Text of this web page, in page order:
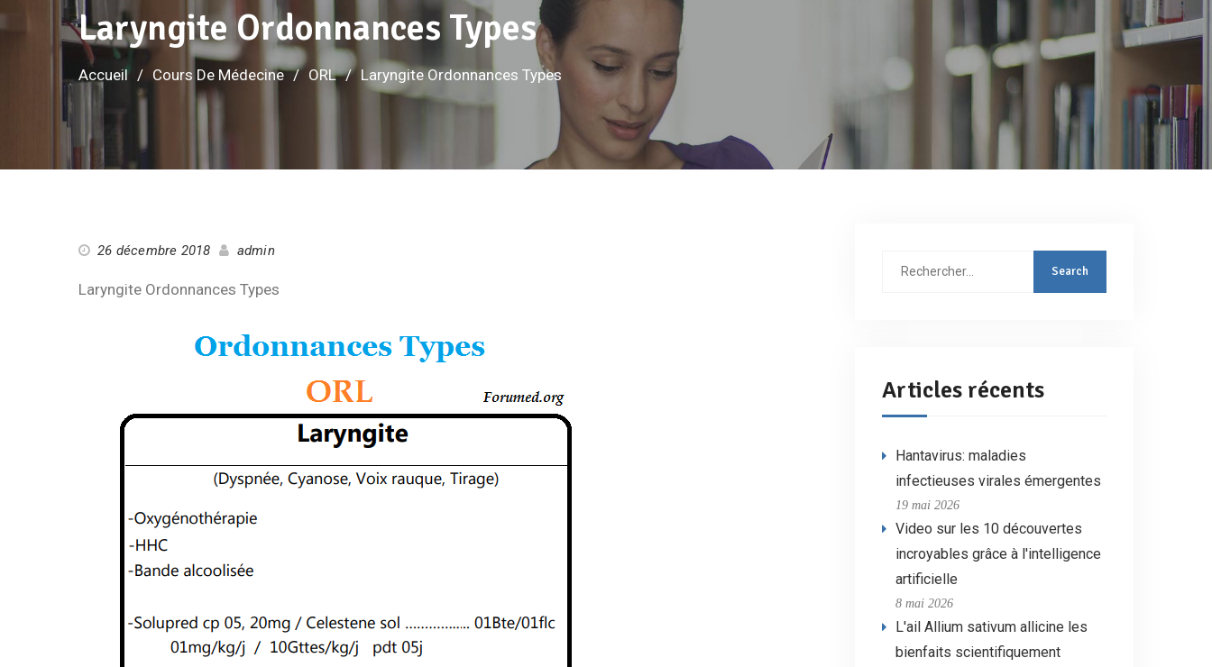
Laryngite Ordonnances Types
Accueil Cours De Médecine ORL Laryngite Ordonnances Types
26 décembre 2018 admin
Laryngite Ordonnances Types
Rechercher
Articles récents
Hantavirus: maladies
infectieuses virales émergentes
19 mai 2026
Video sur les 10 découvertes
incroyables grâce à l'intelligence
artificielle
8 mai 2026
L'ail Allium sativum allicine les
bienfaits scientifiquement